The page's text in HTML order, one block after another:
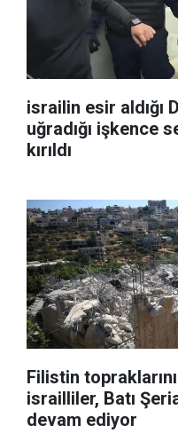
israilin esir aldığı
uğradığı işkence
kırıldı
Filistin
israilliler, Batı
devam ediyor